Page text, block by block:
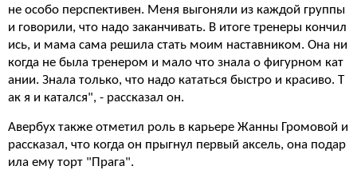
не особо перспективен. Меня выгоняли из каждой группы
и говорили, что надо заканчивать. В итоге тренеры кончил
ись, и мама сама решила стать моим наставником. Она ни
когда не была тренером и мало что знала о фигурном кат
ании. Знала только, что надо кататься быстро и красиво. Т
ак я и катался", - рассказал он.
Авербух также отметил роль в карьере Жанны Громовой и
рассказал, что когда он прыгнул первый аксель, она подар
ила ему торт "Прага".